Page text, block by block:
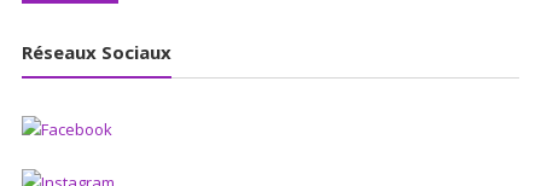
Réseaux Sociaux